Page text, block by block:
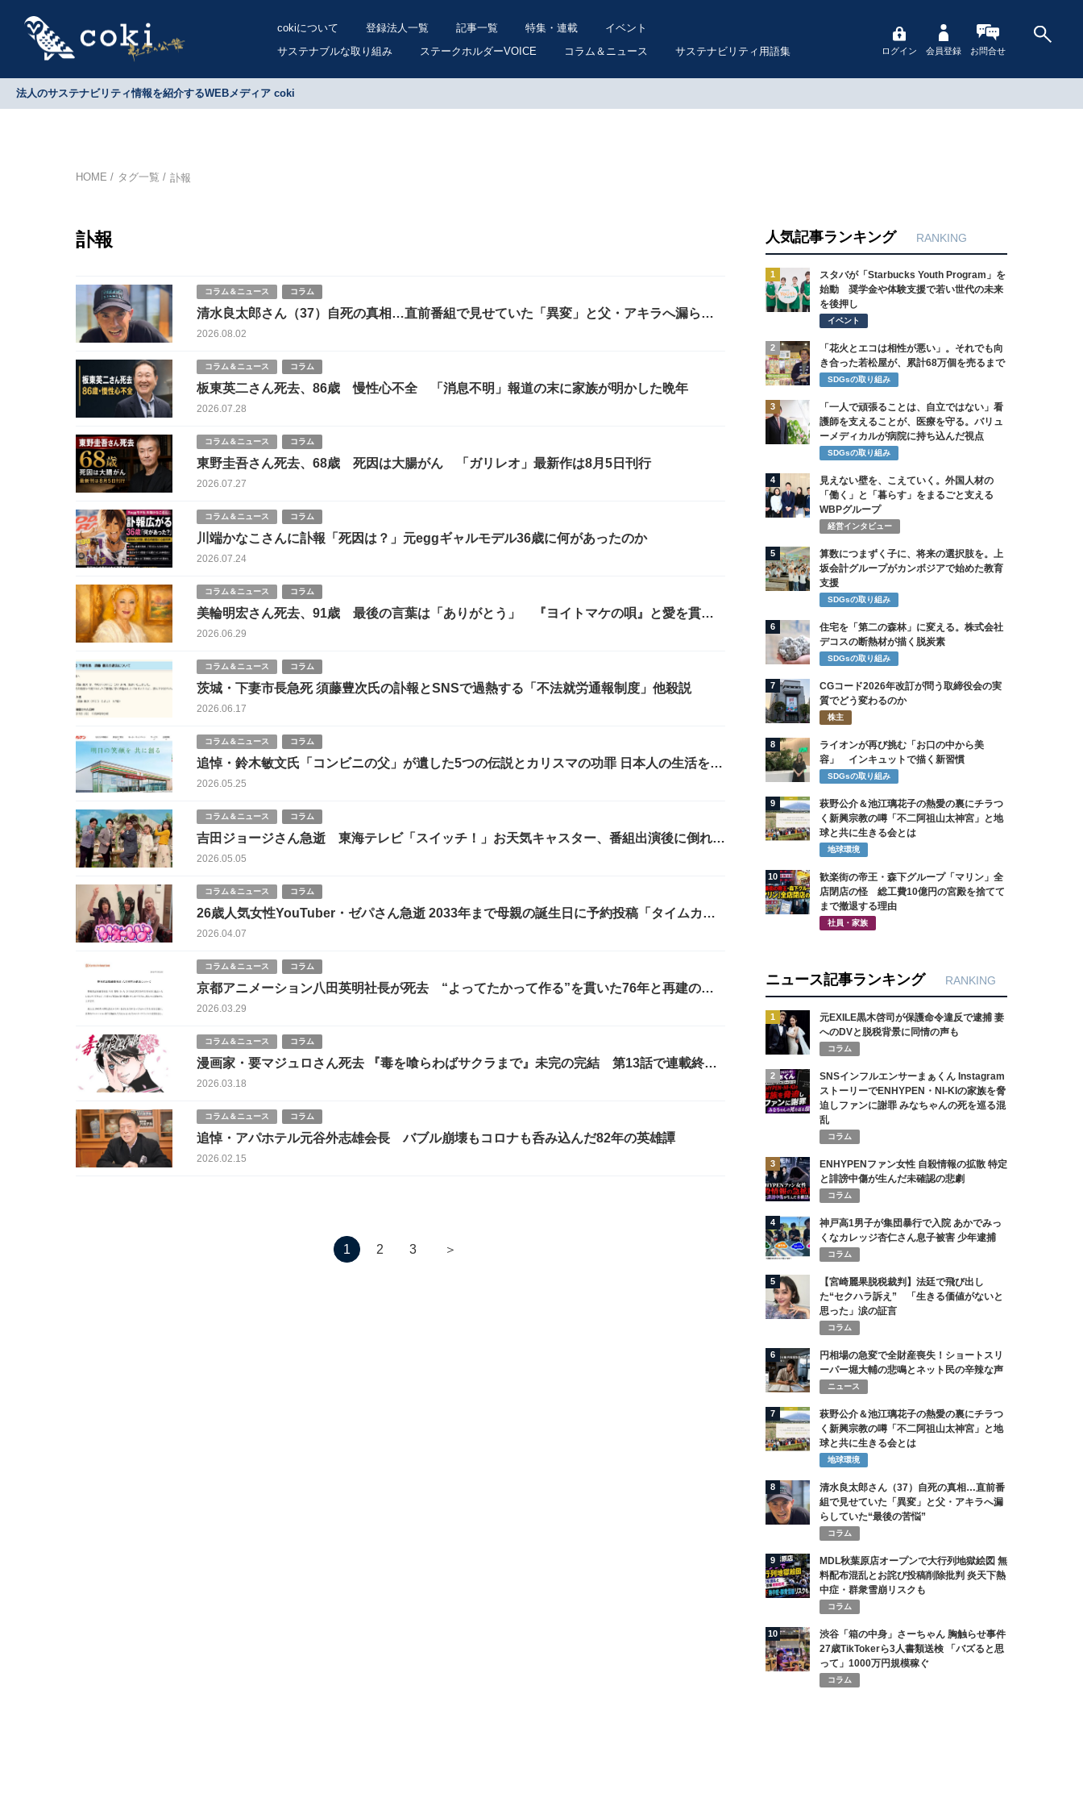
cokiについて 登録法人一覧 記事一覧 特集・連載
イベント
サステナブルな取り組み
ステークホルダーVOICE コラム＆ニュース サステナビリティ用語集 ログイン 会員登録 お問合せ
法人のサステナビリティ情報を紹介するWEBメディア coki
HOME タグ一覧 訃報
訃報
コラム＆ニュース コラム
清水良太郎さん（37）自死の真相…直前番組で見せていた「異変」と父・アキラへ漏らし
ていた“最後の苦悩”
2026.08.02
コラム＆ニュース コラム
板東英二さん死去、86歳 慢性心不全 「消息不明」報道の末に家族が明かした晩年
2026.07.28
コラム＆ニュース コラム
東野圭吾さん死去、68歳 死因は大腸がん 「ガリレオ」最新作は8月5日刊行
2026.07.27
コラム＆ニュース コラム
川端かなこさんに訃報「死因は？」元eggギャルモデル36歳に何があったのか
2026.07.24
コラム＆ニュース コラム
美輪明宏さん死去、91歳 最後の言葉は「ありがとう」 『ヨイトマケの唄』と愛を貫い
た生涯
2026.06.29
コラム＆ニュース コラム
茨城・下妻市長急死 須藤豊次氏の訃報とSNSで過熱する「不法就労通報制度」他殺説
2026.06.17
コラム＆ニュース コラム
追悼・鈴木敏文氏「コンビニの父」が遺した5つの伝説とカリスマの功罪 日本人の生活を変
革した男の素顔
2026.05.25
コラム＆ニュース コラム
吉田ジョージさん急逝 東海テレビ「スイッチ！」お天気キャスター、番組出演後に倒れ
56歳で死去
2026.05.05
コラム＆ニュース コラム
26歳人気女性YouTuber・ゼパさん急逝 2033年まで母親の誕生日に予約投稿「タイムカプ
セル」 新グループ「いぇーい」始動わずか1週間後の悲劇
2026.04.07
コラム＆ニュース コラム
京都アニメーション八田英明社長が死去 “よってたかって作る”を貫いた76年と再建の重
み
2026.03.29
コラム＆ニュース コラム
漫画家・要マジュロさん死去 『毒を喰らわばサクラまで』未完の完結 第13話で連載終
了・原作執筆中の突然死
2026.03.18
コラム＆ニュース コラム
追悼・アパホテル元谷外志雄会長 バブル崩壊もコロナも呑み込んだ82年の英雄譚
2026.02.15
1 2 3 ＞
人気記事ランキング RANKING
1
スタバが「Starbucks Youth Program」を
始動 奨学金や体験支援で若い世代の未来
を後押し
イベント
2
「花火とエコは相性が悪い」。それでも向
き合った若松屋が、累計68万個を売るまで
SDGsの取り組み
3
「一人で頑張ることは、自立ではない」看
護師を支えることが、医療を守る。バリュ
ーメディカルが病院に持ち込んだ視点
SDGsの取り組み
4
見えない壁を、こえていく。外国人材の
「働く」と「暮らす」をまるごと支える
WBPグループ
経営インタビュー
5
算数につまずく子に、将来の選択肢を。上
坂会計グループがカンボジアで始めた教育
支援
SDGsの取り組み
6
住宅を「第二の森林」に変える。株式会社
デコスの断熱材が描く脱炭素
SDGsの取り組み
7
CGコード2026年改訂が問う取締役会の実
質でどう変わるのか
株主
8
ライオンが再び挑む「お口の中から美
容」 インキュットで描く新習慣
SDGsの取り組み
9
萩野公介＆池江璃花子の熱愛の裏にチラつ
く新興宗教の噂「不二阿祖山太神宮」と地
球と共に生きる会とは
地球環境
10
歓楽街の帝王・森下グループ「マリン」全
店閉店の怪 総工費10億円の宮殿を捨てて
まで撤退する理由
社員・家族
ニュース記事ランキング RANKING
1
元EXILE黒木啓司が保護命令違反で逮捕 妻
へのDVと脱税背景に同情の声も
コラム
2
SNSインフルエンサーまぁくん Instagram
ストーリーでENHYPEN・NI-KIの家族を脅
迫しファンに謝罪 みなちゃんの死を巡る混
乱
コラム
3
ENHYPENファン女性 自殺情報の拡散 特定
と誹謗中傷が生んだ未確認の悲劇
コラム
4
神戸高1男子が集団暴行で入院 あかでみっ
くなカレッジ杏仁さん息子被害 少年逮捕
コラム
5
【宮崎麗果脱税裁判】法廷で飛び出し
た“セクハラ訴え” 「生きる価値がないと
思った」涙の証言
コラム
6
円相場の急変で全財産喪失！ショートスリ
ーパー堀大輔の悲鳴とネット民の辛辣な声
ニュース
7
萩野公介＆池江璃花子の熱愛の裏にチラつ
く新興宗教の噂「不二阿祖山太神宮」と地
球と共に生きる会とは
地球環境
8
清水良太郎さん（37）自死の真相…直前番
組で見せていた「異変」と父・アキラへ漏
らしていた“最後の苦悩”
コラム
9
MDL秋葉原店オープンで大行列地獄絵図 無
料配布混乱とお詫び投稿削除批判 炎天下熱
中症・群衆雪崩リスクも
コラム
10
渋谷「箱の中身」さーちゃん 胸触らせ事件
27歳TikTokerら3人書類送検 「バズると思
って」1000万円規模稼ぐ
コラム